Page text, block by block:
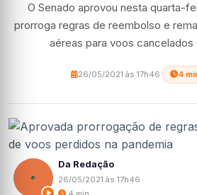
O Senado aprovou nesta quarta-
prorroga regras de reembolso e
aéreas para voos cancelados
26/05/2021 às 17h46 4
Da Redação
26/05/2021 às 17h46